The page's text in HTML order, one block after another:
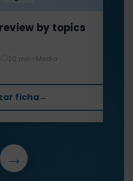
by topics
20 min Media
ficha→
→